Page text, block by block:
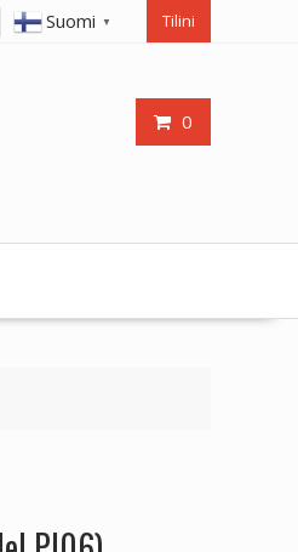
Suomi ▼ Tilini
0